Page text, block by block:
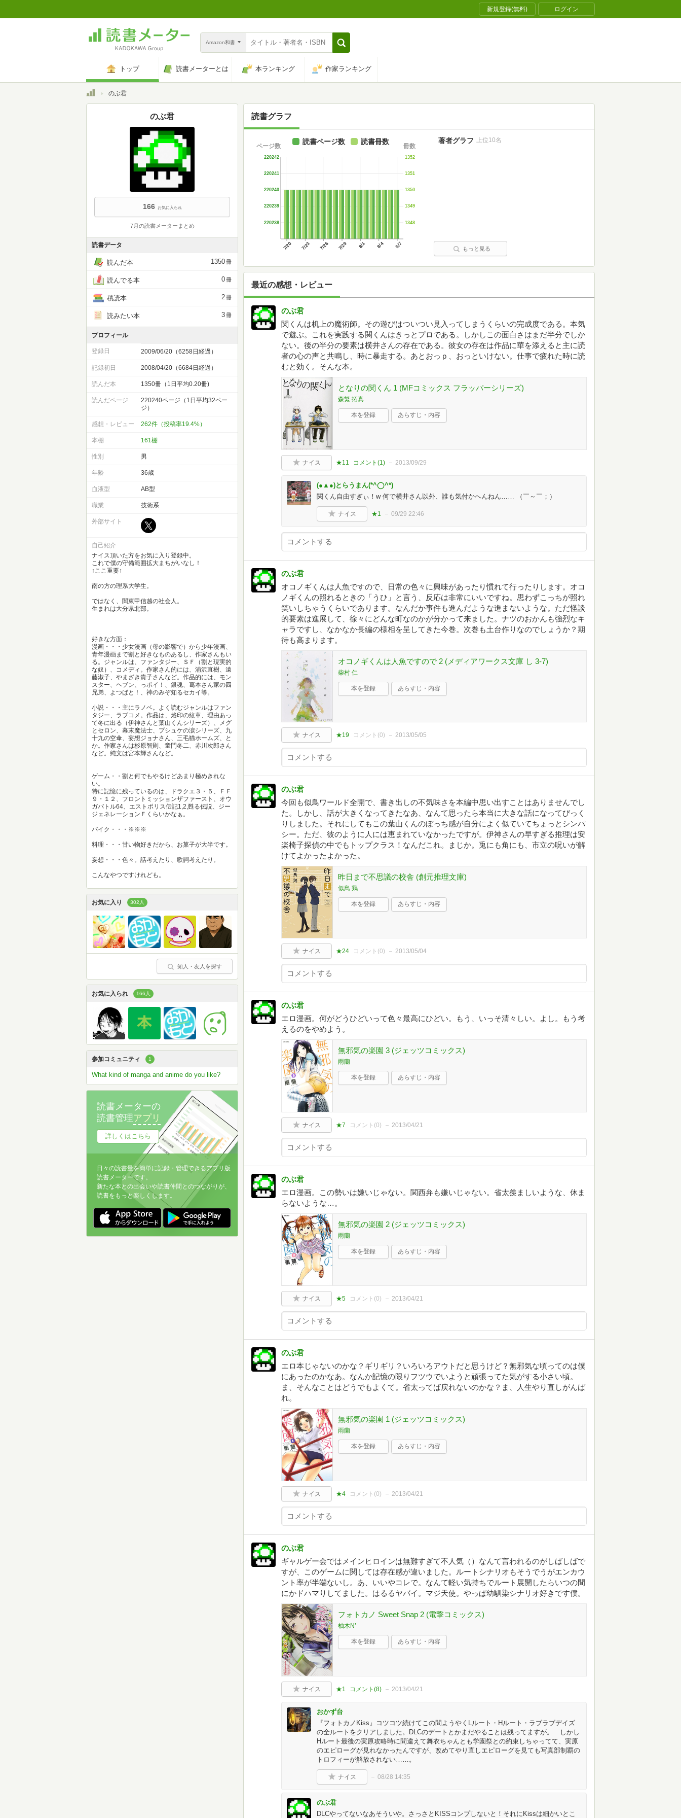
新規登録(無料) ログイン
Amazon和書
トップ 読書メーターとは 本ランキング 作家ランキング
トップのぶ君
読書グラフ
7/20 7/23 7/26 7/29 8/1 8/4 8/7
220238
220239
220240
220241
220242
ページ数
1348
1349
1350
1351
1352
冊数
読書ページ数 読書冊数 著者グラフ 上位10名
もっと見る
最近の感想・レビュー
のぶ君
関くんは机上の魔術師。その遊びはついつい見入ってしまうくらいの完成度である。本気
で遊ぶ。これを実践する関くんはきっとプロである。しかしこの面白さはまだ半分でしか
ない。後の半分の要素は横井さんの存在である。彼女の存在は作品に華を添えると主に読
者の心の声と共鳴し、時に暴走する。あとおっｐ、おっといけない。仕事で疲れた時に読
むと効く。そんな本。
となりの関くん 1 (MFコミックス フラッパーシリーズ)
森繁 拓真
本を登録 あらすじ・内容
ナイス ★11 コメント(1) 2013/09/29
(●▲●)とらうまん(*^◯^*)
関くん自由すぎぃ！w 何で横井さん以外、誰も気付かへんねん…… （￣～￣；）
ナイス ★1 09/29 22:46
のぶ君
オコノギくんは人魚ですので、日常の色々に興味があったり慣れて行ったりします。オコ
ノギくんの照れるときの「うひ」と言う、反応は非常にいいですね。思わずこっちが照れ
笑いしちゃうくらいであります。なんだか事件も進んだような進まないような。ただ怪談
的要素は進展して、徐々にどんな町なのかが分かって来ました。ナツのおかんも強烈なキ
ャラですし、なかなか長編の様相を呈してきた今巻。次巻も土台作りなのでしょうか？期
待も高まります。
オコノギくんは人魚ですので 2 (メディアワークス文庫 し 3-7)
柴村 仁
本を登録 あらすじ・内容
ナイス ★19 コメント(0) 2013/05/05
のぶ君
今回も似鳥ワールド全開で、書き出しの不気味さを本編中思い出すことはありませんでし
た。しかし、話が大きくなってきたなあ、なんて思ったら本当に大きな話になってびっく
りしました。それにしてもこの葉山くんのぼっち感が自分によく似ていてちょっとシンパ
シー。ただ、彼のように人には恵まれていなかったですが。伊神さんの早すぎる推理は安
楽椅子探偵の中でもトップクラス！なんだこれ。まじか。兎にも角にも、市立の呪いが解
けてよかったよかった。
昨日まで不思議の校舎 (創元推理文庫)
似鳥 鶏
本を登録 あらすじ・内容
ナイス ★24 コメント(0) 2013/05/04
のぶ君
エロ漫画。何がどうひどいって色々最高にひどい。もう、いっそ清々しい。よし。もう考
えるのをやめよう。
無邪気の楽園 3 (ジェッツコミックス)
雨蘭
本を登録 あらすじ・内容
ナイス ★7 コメント(0) 2013/04/21
のぶ君
エロ漫画。この勢いは嫌いじゃない。関西弁も嫌いじゃない。省太羨ましいような、休ま
らないような…。
無邪気の楽園 2 (ジェッツコミックス)
雨蘭
本を登録 あらすじ・内容
ナイス ★5 コメント(0) 2013/04/21
のぶ君
エロ本じゃないのかな？ギリギリ？いろいろアウトだと思うけど？無邪気な頃ってのは僕
にあったのかなあ。なんか記憶の限りフツウでいようと頑張ってた気がする小さい頃。
ま、そんなことはどうでもよくて。省太ってば戻れないのかな？ま、人生やり直しがんば
れ。
無邪気の楽園 1 (ジェッツコミックス)
雨蘭
本を登録 あらすじ・内容
ナイス ★4 コメント(0) 2013/04/21
のぶ君
ギャルゲー会ではメインヒロインは無難すぎて不人気（）なんて言われるのがしばしばで
すが、このゲームに関しては存在感が違いました。ルートシナリオもそうでうがエンカウ
ント率が半端ないし。あ、いいやコレで。なんて軽い気持ちでルート展開したらいつの間
にかドハマりしてました。はるるヤバイ。マジ天使。やっぱ幼馴染シナリオ好きです僕。
フォトカノ Sweet Snap 2 (電撃コミックス)
柚木N’
本を登録 あらすじ・内容
ナイス ★1 コメント(8) 2013/04/21
おかず台
『フォトカノKiss』コツコツ続けてこの間ようやくLルート・Hルート・ラブラブデイズ
の全ルートをクリアしました。DLCのデートとかまだやることは残ってますが。 しかし
Hルート最後の実原攻略時に間違えて舞衣ちゃんとも学園祭との約束しちゃってて、実原
のエピローグが見れなかったんですが、改めてやり直しエピローグを見ても写真部制覇の
トロフィーが解放されない……。
ナイス 08/28 14:35
のぶ君
DLCやってないなあそういや。さっさとKISSコンプしないと！それにKissは細かいとこ
のぶ君
166 お気に入られ
7月の読書メーターまとめ
読書データ
読んだ本 1350冊
読んでる本 0冊
積読本 2冊
読みたい本 3冊
プロフィール
登録日 2009/06/20（6258日経過）
記録初日 2008/04/20（6684日経過）
読んだ本 1350冊（1日平均0.20冊)
読んだページ
220240ページ（1日平均32ペー
ジ）
感想・レビュー 262件（投稿率19.4%）
本棚 161棚
性別 男
年齢 36歳
血液型 AB型
職業 技術系
外部サイト
自己紹介
ナイス頂いた方をお気に入り登録中。
これで僕の守備範囲拡大まちがいなし！
↑ここ重要↑
南の方の理系大学生。
ではなく、関東甲信越の社会人。
生まれは大分県北部。
好きな方面：
漫画・・・少女漫画（母の影響で）から少年漫画、
青年漫画まで割と好きなものあるし、作家さんもい
る。ジャンルは、ファンタジー、ＳＦ（割と現実的
な奴）、コメディ。作家さん的には、浦沢直樹、遠
藤淑子、やまざき貴子さんなど。作品的には、モン
スター、ヘブン、っポイ！、銀魂、葛本さん家の四
兄弟、よつばと！、神のみぞ知るセカイ等。
小説・・・主にラノベ。よく読むジャンルはファン
タジー、ラブコメ。作品は、烙印の紋章、理由あっ
て冬に出る（伊神さんと葉山くんシリーズ）、メグ
とセロン、幕末魔法士、プシュケの涙シリーズ、九
十九の空傘、妄想ジョナさん、三毛猫ホームズ、と
か。作家さんは杉原智則、童門冬二、赤川次郎さん
など。純文は宮本輝さんなど。
ゲーム・・割と何でもやるけどあまり極めきれな
い。
特に記憶に残っているのは、ドラクエ３・５、ＦＦ
９・１２、フロントミッションザファースト、オウ
ガバトル64、エストポリス伝記1,2,甦る伝説、ジー
ジェネレーションＦくらいかなぁ。
バイク・・・※※※
料理・・・甘い物好きだから、お菓子が大半です。
妄想・・・色々。話考えたり、歌詞考えたり。
こんなやつですけれども。
お気に入り 302人
知人・友人を探す
お気に入られ 166人
参加コミュニティ 1
What kind of manga and anime do you like?
読書メーターの
読書管理アプリ
詳しくはこちら
日々の読書量を簡単に記録・管理できるアプリ版
読書メーターです。
新たな本との出会いや読書仲間とのつながりが、
読書をもっと楽しくします。